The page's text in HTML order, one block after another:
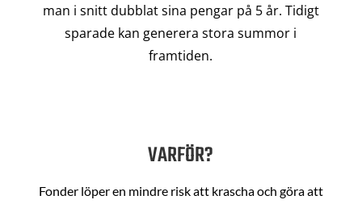
man i snitt dubblat sina pengar på 5 år. Tidigt
sparade kan generera stora summor i
framtiden.
VARFÖR?
Fonder löper en mindre risk att krascha och göra att